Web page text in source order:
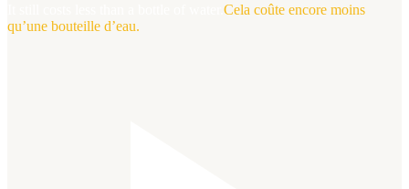
Cela coûte encore moins
qu’une bouteille d’eau.